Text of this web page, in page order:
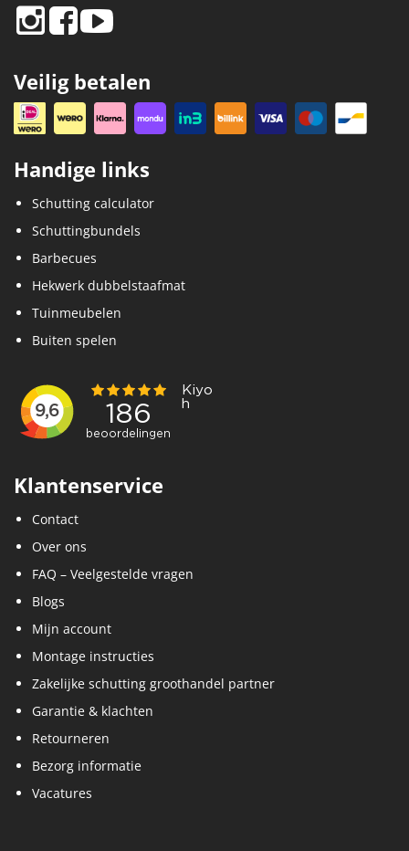
Veilig betalen
Handige links
Schutting calculator
Schuttingbundels
Barbecues
Hekwerk dubbelstaafmat
Tuinmeubelen
Buiten spelen
Klantenservice
Contact
Over ons
FAQ – Veelgestelde vragen
Blogs
Mijn account
Montage instructies
Zakelijke schutting groothandel partner
Garantie & klachten
Retourneren
Bezorg informatie
Vacatures